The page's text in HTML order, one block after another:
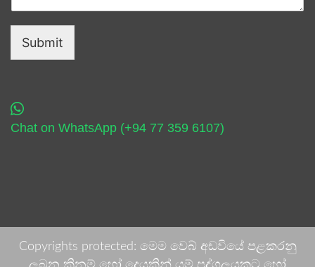
Submit
Chat on WhatsApp (+94 77 359 6107)
Copyrights protected: මෙම වෙබ් අඩවියේ පළකරනු